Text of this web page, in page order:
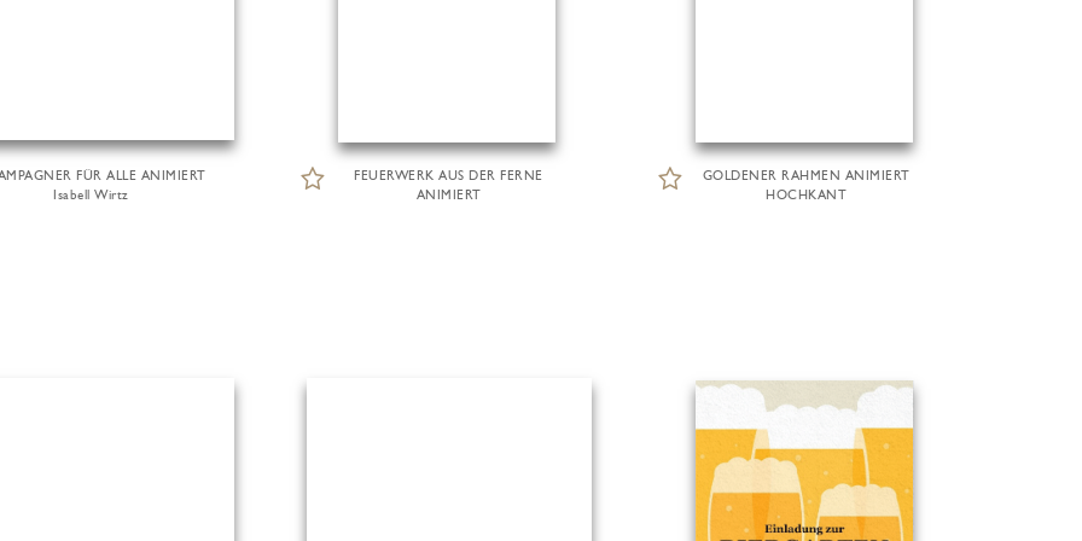
FÜR ALLE ANIMIERT
Isabell Wirtz
FEUERWERK AUS DER FERNE
ANIMIERT
GOLDENER RAHMEN ANIMIERT
HOCHKANT